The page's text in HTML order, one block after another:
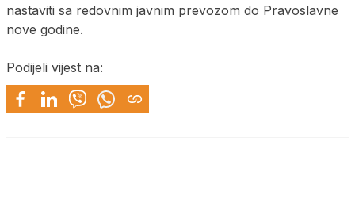
nastaviti sa redovnim javnim prevozom do Pravoslavne
nove godine.
Podijeli vijest na: